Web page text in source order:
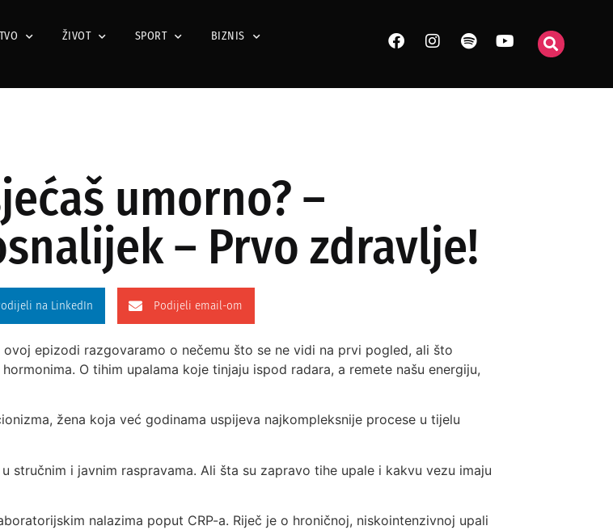
ŽIVOT SPORT BIZNIS
umorno? –
– Prvo zdravlje!
na LinkedIn Podijeli email-om
ovoj epizodi razgovaramo o nečemu što se ne vidi na prvi pogled, ali što
O tihim upalama koje tinjaju ispod radara, a remete našu energiju,
žena koja već godinama uspijeva najkompleksnije procese u tijelu
stručnim i javnim raspravama. Ali šta su zapravo tihe upale i kakvu vezu imaju
nalazima poput CRP-a. Riječ je o hroničnoj, niskointenzivnoj upali